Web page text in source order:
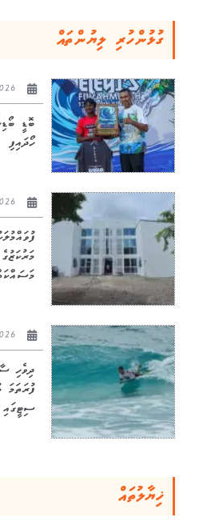
ގުޅުންހުރި ލިޔުންތައް
ބޮޑީ
ހޯދައިފި
ދިވެހި
ފުރަތަމަ
ޚިޔާލުތައް